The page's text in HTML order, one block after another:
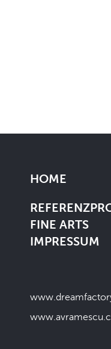
HOME
FINE ARTS
IMPRESSUM